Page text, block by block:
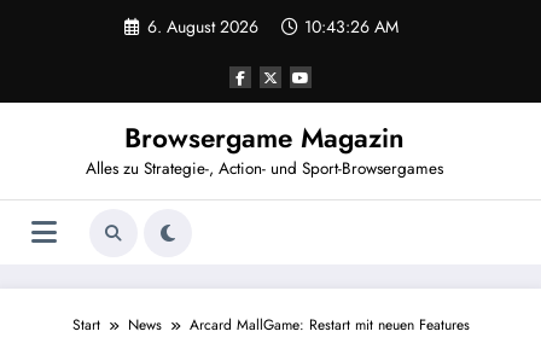
6. August 2026 10:43:26 AM
Browsergame Magazin
Alles zu Strategie-, Action- und Sport-Browsergames
Start News Arcard MallGame: Restart mit neuen Features